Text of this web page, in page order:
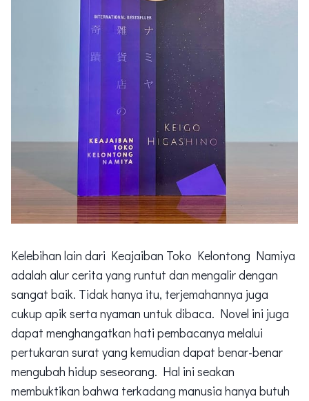
Kelebihan lain dari Keajaiban Toko Kelontong Namiya
adalah alur cerita yang runtut dan mengalir dengan
sangat baik. Tidak hanya itu, terjemahannya juga
cukup apik serta nyaman untuk dibaca. Novel ini juga
dapat menghangatkan hati pembacanya melalui
pertukaran surat yang kemudian dapat benar-benar
mengubah hidup seseorang. Hal ini seakan
membuktikan bahwa terkadang manusia hanya butuh